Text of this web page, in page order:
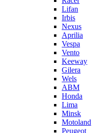
Lifan
Irbis
Nexus
Aprilia
Vespa
Vento
Keeway
Gilera
Wels
ABM
Honda
Lima
Minsk
Motoland
Peugeot